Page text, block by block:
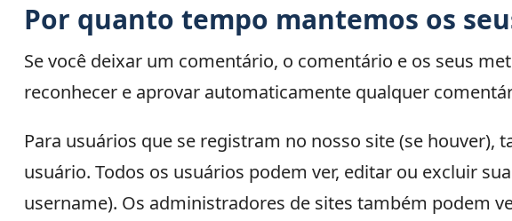
Por quanto tempo mantemos os
Se você deixar um comentário, o comentário e os seus
reconhecer e aprovar automaticamente qualquer
Para usuários que se registram no nosso site (se
usuário. Todos os usuários podem ver, editar ou excluir
username). Os administradores de sites também podem